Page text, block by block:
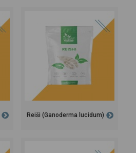
Reiši (Ganoderma lucidum)